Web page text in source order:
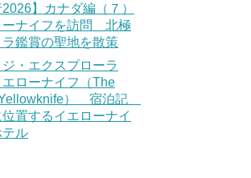
】カナダ編（７）
ーナイフを訪問 北極
鑑賞の聖地を散策
ジ・エクスプローラ
ローナイフ（The
Yellowknife） 宿泊記
置するイエローナイ
テル